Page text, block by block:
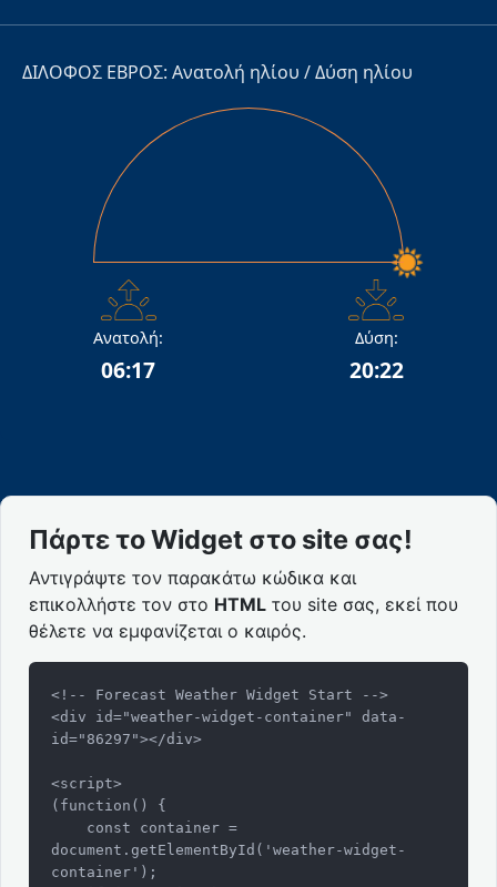
ΔΙΛΟΦΟΣ ΕΒΡΟΣ: Ανατολή ηλίου / Δύση ηλίου
Ανατολή:
06:17
Δύση:
20:22
Πάρτε το Widget στο site σας!
Αντιγράψτε τον παρακάτω κώδικα και
επικολλήστε τον στο HTML του site σας, εκεί που
θέλετε να εμφανίζεται ο καιρός.
<!-- Forecast Weather Widget Start -->
<div id="weather-widget-container" data-
id="86297"></div>
<script>
(function() {
document.getElementById('weather-widget-
container');